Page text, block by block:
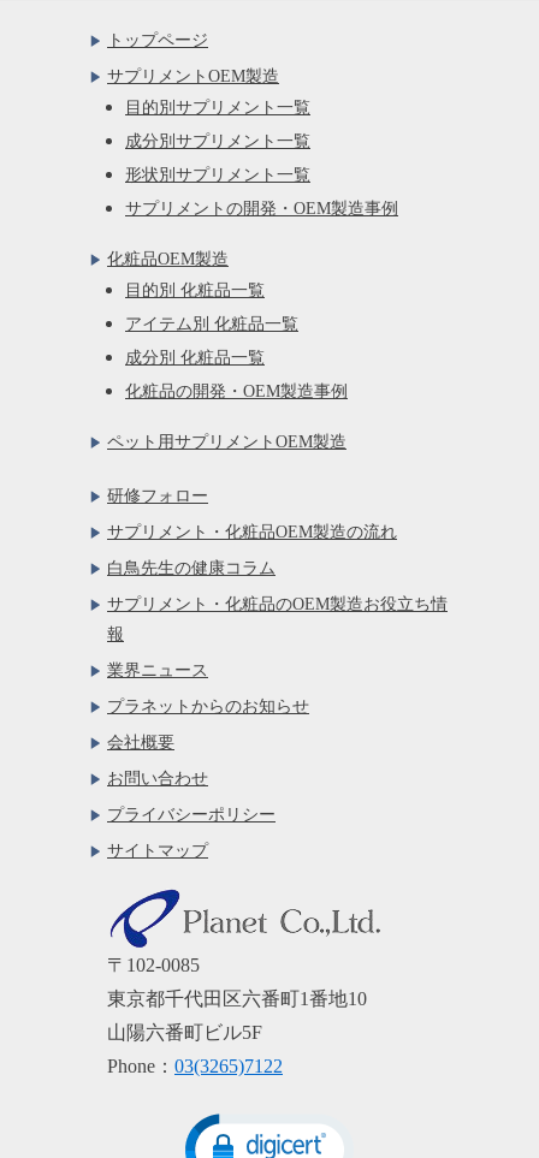
トップページ
サプリメントOEM製造
目的別サプリメント一覧
成分別サプリメント一覧
形状別サプリメント一覧
サプリメントの開発・OEM製造事例
化粧品OEM製造
目的別 化粧品一覧
アイテム別 化粧品一覧
成分別 化粧品一覧
化粧品の開発・OEM製造事例
ペット用サプリメントOEM製造
研修フォロー
サプリメント・化粧品OEM製造の流れ
白鳥先生の健康コラム
サプリメント・化粧品のOEM製造お役立ち情
報
業界ニュース
プラネットからのお知らせ
会社概要
お問い合わせ
プライバシーポリシー
サイトマップ
〒102-0085
東京都千代田区六番町1番地10
山陽六番町ビル5F
Phone： 03(3265)7122